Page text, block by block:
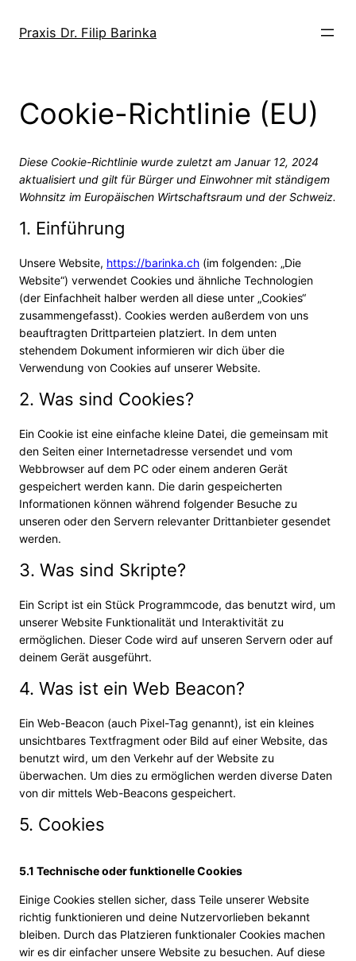
Praxis Dr. Filip Barinka
Cookie-Richtlinie (EU)
Diese Cookie-Richtlinie wurde zuletzt am Januar 12, 2024
aktualisiert und gilt für Bürger und Einwohner mit ständigem
Wohnsitz im Europäischen Wirtschaftsraum und der Schweiz.
1. Einführung
Unsere Website, https://barinka.ch (im folgenden: „Die
Website“) verwendet Cookies und ähnliche Technologien
(der Einfachheit halber werden all diese unter „Cookies“
zusammengefasst). Cookies werden außerdem von uns
beauftragten Drittparteien platziert. In dem unten
stehendem Dokument informieren wir dich über die
Verwendung von Cookies auf unserer Website.
2. Was sind Cookies?
Ein Cookie ist eine einfache kleine Datei, die gemeinsam mit
den Seiten einer Internetadresse versendet und vom
Webbrowser auf dem PC oder einem anderen Gerät
gespeichert werden kann. Die darin gespeicherten
Informationen können während folgender Besuche zu
unseren oder den Servern relevanter Drittanbieter gesendet
werden.
3. Was sind Skripte?
Ein Script ist ein Stück Programmcode, das benutzt wird, um
unserer Website Funktionalität und Interaktivität zu
ermöglichen. Dieser Code wird auf unseren Servern oder auf
deinem Gerät ausgeführt.
4. Was ist ein Web Beacon?
Ein Web-Beacon (auch Pixel-Tag genannt), ist ein kleines
unsichtbares Textfragment oder Bild auf einer Website, das
benutzt wird, um den Verkehr auf der Website zu
überwachen. Um dies zu ermöglichen werden diverse Daten
von dir mittels Web-Beacons gespeichert.
5. Cookies
5.1 Technische oder funktionelle Cookies
Einige Cookies stellen sicher, dass Teile unserer Website
richtig funktionieren und deine Nutzervorlieben bekannt
bleiben. Durch das Platzieren funktionaler Cookies machen
wir es dir einfacher unsere Website zu besuchen. Auf diese